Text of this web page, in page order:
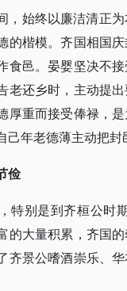
，始终以廉洁清正
的楷模。齐国相国
食邑。晏婴坚决不
老还乡时，主动提
厚重而接受俸禄，
己年老德薄主动把封
俭
特别是到齐桓公时
的大量积累，齐国
齐景公嗜酒崇乐、